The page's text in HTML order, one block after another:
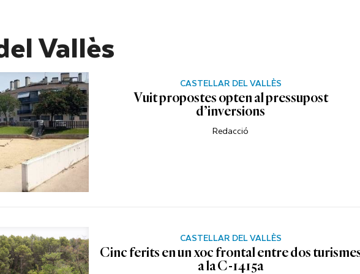
Vallès
CASTELLAR DEL VALLÈS
Vuit propostes opten al pressupost
d’inversions
Redacció
CASTELLAR DEL VALLÈS
Cinc ferits en un xoc frontal entre dos
a la C-1415a